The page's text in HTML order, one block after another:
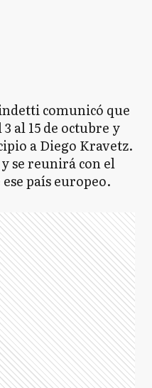
comunicó que
al 15 de octubre y
a Diego Kravetz.
se reunirá con el
país europeo.